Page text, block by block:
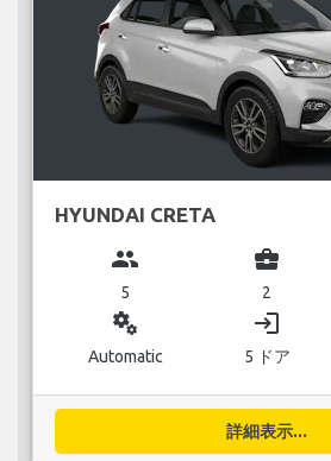
HYUNDAI CRETA
group
5
business_center
2
miscellaneous_services
Automatic
login
5 ドア
詳細表示...